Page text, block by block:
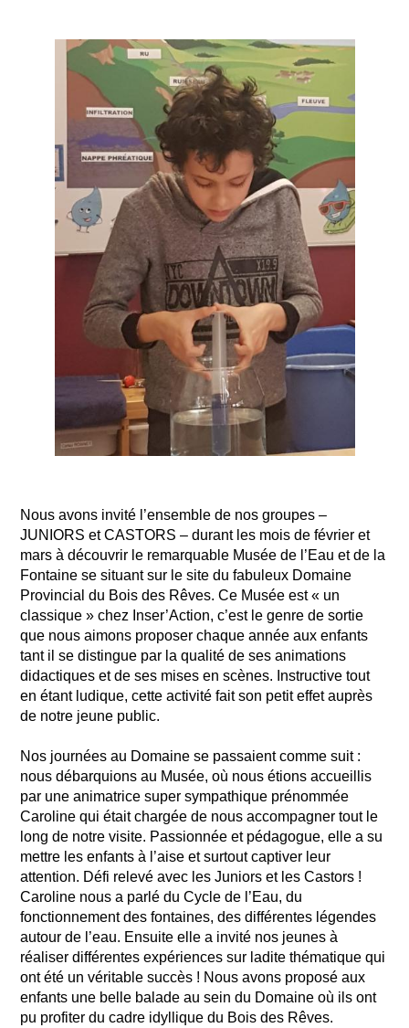
Nous avons invité l’ensemble de nos groupes –
JUNIORS et CASTORS – durant les mois de février et
mars à découvrir le remarquable Musée de l’Eau et de la
Fontaine se situant sur le site du fabuleux Domaine
Provincial du Bois des Rêves. Ce Musée est « un
classique » chez Inser’Action, c’est le genre de sortie
que nous aimons proposer chaque année aux enfants
tant il se distingue par la qualité de ses animations
didactiques et de ses mises en scènes. Instructive tout
en étant ludique, cette activité fait son petit effet auprès
de notre jeune public.
Nos journées au Domaine se passaient comme suit :
nous débarquions au Musée, où nous étions accueillis
par une animatrice super sympathique prénommée
Caroline qui était chargée de nous accompagner tout le
long de notre visite. Passionnée et pédagogue, elle a su
mettre les enfants à l’aise et surtout captiver leur
attention. Défi relevé avec les Juniors et les Castors !
Caroline nous a parlé du Cycle de l’Eau, du
fonctionnement des fontaines, des différentes légendes
autour de l’eau. Ensuite elle a invité nos jeunes à
réaliser différentes expériences sur ladite thématique qui
ont été un véritable succès ! Nous avons proposé aux
enfants une belle balade au sein du Domaine où ils ont
pu profiter du cadre idyllique du Bois des Rêves.